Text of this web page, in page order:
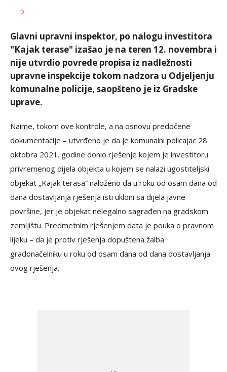
0
Glavni upravni inspektor, po nalogu investitora
"Kajak terase" izašao je na teren 12. novembra i
nije utvrdio povrede propisa iz nadležnosti
upravne inspekcije tokom nadzora u Odjeljenju
komunalne policije, saopšteno je iz Gradske
uprave.
Naime, tokom ove kontrole, a na osnovu predočene
dokumentacije – utvrđeno je da je komunalni policajac 28.
oktobra 2021. godine donio rješenje kojem je investitoru
privremenog dijela objekta u kojem se nalazi ugostiteljski
objekat „Kajak terasa“ naloženo da u roku od osam dana od
dana dostavljanja rješenja isti ukloni sa dijela javne
površine, jer je objekat nelegalno sagrađen na gradskom
zemljištu. Predmetnim rješenjem data je pouka o pravnom
lijeku – da je protiv rješenja dopuštena žalba
gradonačelniku u roku od osam dana od dana dostavljanja
ovog rješenja.